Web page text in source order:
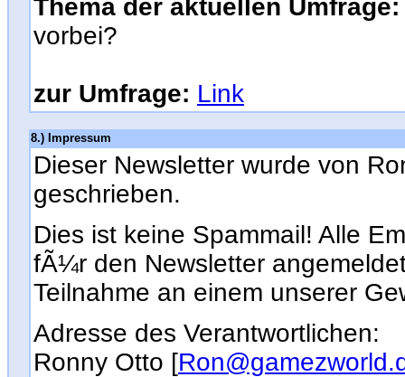
Thema der aktuellen Umfrage:
vorbei?
zur Umfrage: Link
8.) Impressum
Dieser Newsletter wurde von
geschrieben.
Dies ist keine Spammail! Alle
fÃ¼r den Newsletter
Teilnahme an einem unserer
Adresse des Verantwortlichen:
Ronny Otto [